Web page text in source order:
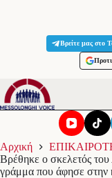
Βρείτε μας στο
Αρχική
Βρέθηκε ο σκελετός του
γράμμα που άφησε στην